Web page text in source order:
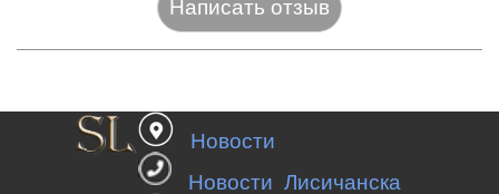
Новости
Новости Лисичанска